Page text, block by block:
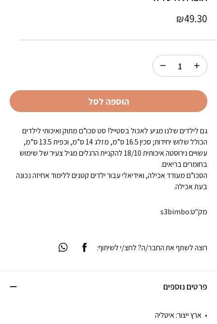
₪49.30
גם לילדים שלנו מגיע לאכול בסטייל! סט סכו”ם מתוק ואיכותי לילדים
הכולל שלוש יחידות; סכין 16.5 ס”מ, מזלג 14 ס”מ, וכפית 13.5 ס”מ,
עשויים נירוסטה איכותית 18/10 להקניית הרגלים מגיל צעיר של שימוש
בחומרים בריאים.
הסכו”ם מעודד אכילה, ואידיאלי עבור ילדים קטנים ללימוד אחיזה נכונה
בעת אכילה.
מק"ט:s3bimbo
הוספה לסל
פרטים נוספים
ארץ ייצור:איטליה
רוצה לשתף את החבר/ה? לחצ/י לשיתוף: